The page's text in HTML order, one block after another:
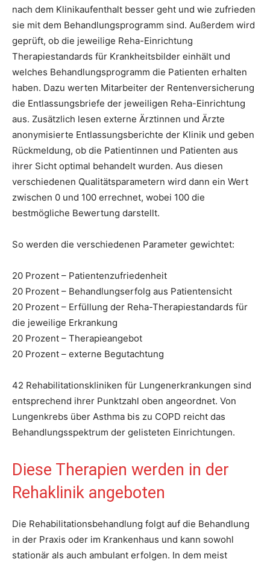
nach dem Klinikaufenthalt besser geht und wie zufrieden
sie mit dem Behandlungsprogramm sind. Außerdem wird
geprüft, ob die jeweilige Reha-Einrichtung
Therapiestandards für Krankheitsbilder einhält und
welches Behandlungsprogramm die Patienten erhalten
haben. Dazu werten Mitarbeiter der Rentenversicherung
die Entlassungsbriefe der jeweiligen Reha-Einrichtung
aus. Zusätzlich lesen externe Ärztinnen und Ärzte
anonymisierte Entlassungsberichte der Klinik und geben
Rückmeldung, ob die Patientinnen und Patienten aus
ihrer Sicht optimal behandelt wurden. Aus diesen
verschiedenen Qualitätsparametern wird dann ein Wert
zwischen 0 und 100 errechnet, wobei 100 die
bestmögliche Bewertung darstellt.
So werden die verschiedenen Parameter gewichtet:
20 Prozent – Patientenzufriedenheit
20 Prozent – Behandlungserfolg aus Patientensicht
20 Prozent – Erfüllung der Reha-Therapiestandards für
die jeweilige Erkrankung
20 Prozent – Therapieangebot
20 Prozent – externe Begutachtung
42 Rehabilitationskliniken für Lungenerkrankungen sind
entsprechend ihrer Punktzahl oben angeordnet. Von
Lungenkrebs über Asthma bis zu COPD reicht das
Behandlungsspektrum der gelisteten Einrichtungen.
Diese Therapien werden in der
Rehaklinik angeboten
Die Rehabilitationsbehandlung folgt auf die Behandlung
in der Praxis oder im Krankenhaus und kann sowohl
stationär als auch ambulant erfolgen. In dem meist